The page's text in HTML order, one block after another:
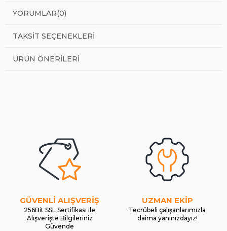
YORUMLAR(0)
TAKSIT SEÇENEKLERI
ÜRÜN ÖNERILERI
GÜVENLİ ALIŞVERİŞ
256Bit SSL Sertifikası ile
Alışverişte Bilgileriniz
Güvende
UZMAN EKİP
Tecrübeli çalışanlarımızla
daima yanınızdayız!